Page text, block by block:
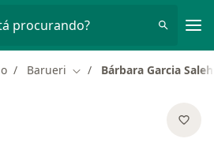
procurando?
Barueri Mudar de cidade
Bárbara Garcia Saleh